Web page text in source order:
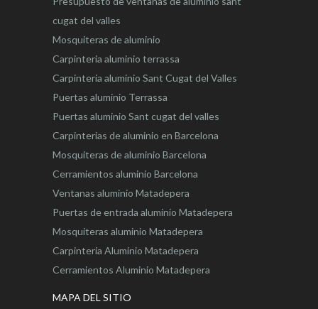
cugat del valles
Mosquiteras de aluminio
Carpinteria aluminio terrassa
Carpinteria aluminio Sant Cugat del Valles
Puertas aluminio Terrassa
Puertas aluminio Sant cugat del valles
Carpinterias de aluminio en Barcelona
Mosquiteras de aluminio Barcelona
Cerramientos aluminio Barcelona
Ventanas aluminio Matadepera
Puertas de entrada aluminio Matadepera
Mosquiteras aluminio Matadepera
Carpinteria Aluminio Matadepera
Cerramientos Aluminio Matadepera
MAPA DEL SITIO